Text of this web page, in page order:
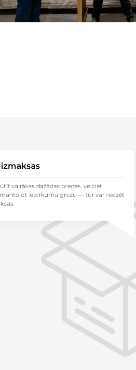
vairākas dažādas preces, veiciet
iepirkumu grozu — tur var redzēt